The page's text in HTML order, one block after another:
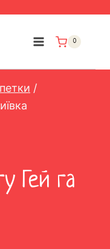
0
/
Гей га